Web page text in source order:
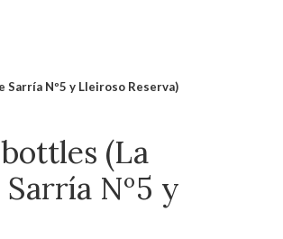
Sarría Nº5 y Lleiroso Reserva)
(La
Nº5 y